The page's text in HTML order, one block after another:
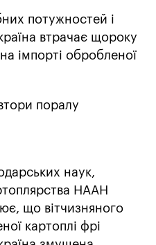
потужностей і
втрачає щороку
імпорті обробленої
поралу
наук,
НААН
що вітчизняного
картоплі фрі